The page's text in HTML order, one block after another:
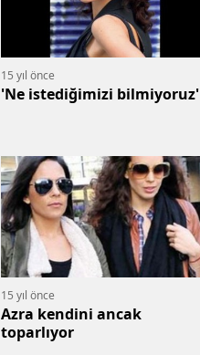
15 yıl önce
'Ne istediğimizi bilmiyoruz'
15 yıl önce
Azra kendini ancak
toparlıyor